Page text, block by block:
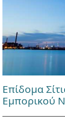
Επίδομα
Εμπορικού